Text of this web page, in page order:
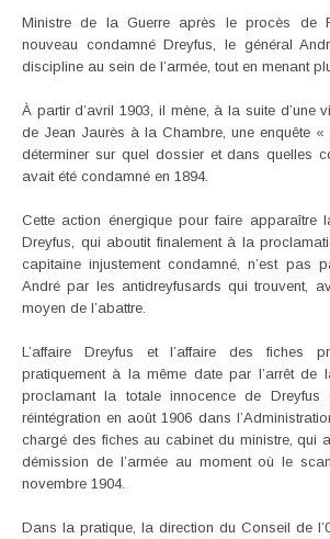
Ministre de la Guerre après le procès de
nouveau condamné Dreyfus, le général
discipline au sein de l’armée, tout en menant
À partir d’avril 1903, il mène, à la suite d’une
de Jean Jaurès à la Chambre, une enquête
déterminer sur quel dossier et dans quelles
avait été condamné en 1894.
Cette action énergique pour faire apparaître
Dreyfus, qui aboutit finalement à la
capitaine injustement condamné, n’est pas
André par les antidreyfusards qui trouvent,
moyen de l’abattre.
L’affaire Dreyfus et l’affaire des fiches
pratiquement à la même date par l’arrêt de
proclamant la totale innocence de Dreyfus
réintégration en août 1906 dans
chargé des fiches au cabinet du ministre, qui
démission de l’armée au moment où le
novembre 1904.
Dans la pratique, la direction du Conseil de